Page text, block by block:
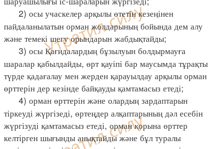
2) осы учаскелер арқылы өтетін кезеңінен
пайдаланылатын орман жолдарының бойында дем алу
және темекі шегу орындарын жабдықтайды;
3) осы Қағидалардың бұзылуын болдырмауға
шаралар қабылдайды, өрт қауіпі бар маусымда тұрақты
түрде қадағалау мен жерден қарауылдау арқылы орман
өрттерін дер кезінде байқауды қамтамасыз етеді;
4) орман өрттерін және олардың зардаптарын
тіркеуді жүргізеді, өртеңдер алқаптарының дәл есебін
жүргізуді қамтамасыз етеді, орман қорына өрттер
келтірген шығынды анықтайды және бұл туралы